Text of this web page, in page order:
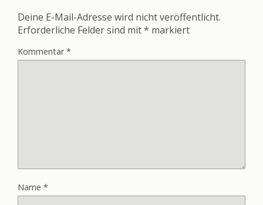
Deine E-Mail-Adresse wird nicht veröffentlicht.
Erforderliche Felder sind mit* markiert
Kommentar*
Name *